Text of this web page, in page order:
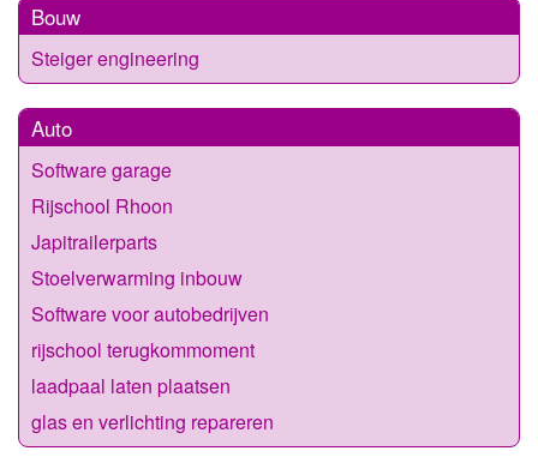
Bouw
Steiger engineering
Auto
Software garage
Rijschool Rhoon
Japitrailerparts
Stoelverwarming inbouw
Software voor autobedrijven
rijschool terugkommoment
laadpaal laten plaatsen
glas en verlichting repareren